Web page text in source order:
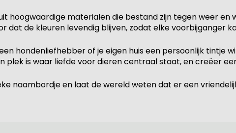
hoogwaardige materialen die bestand zijn tegen weer
dat de kleuren levendig blijven, zodat elke voorbijganger
hondenliefhebber of je eigen huis een persoonlijk
plek is waar liefde voor dieren centraal staat, en creëer
naambordje en laat de wereld weten dat er een